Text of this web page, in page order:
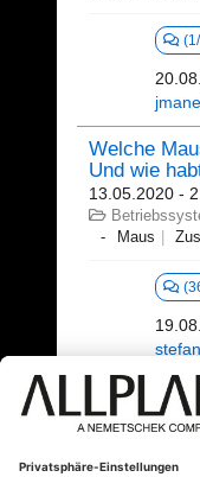
Welche
Und wie
13.05.2020 -
Maus
81 - 100 (391)